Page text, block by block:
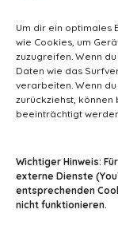
Um dir ein optimales
wie Cookies, um
zuzugreifen. Wenn
Daten wie das
verarbeiten. Wenn
zurückziehst, können
beeinträchtigt
Wichtiger Hinweis:
externe Dienste
entsprechenden
nicht funktionieren.